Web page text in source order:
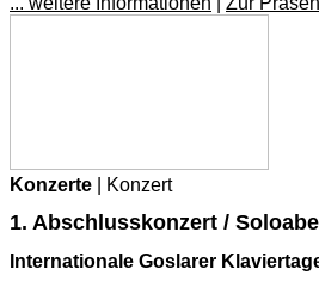
Konzerte | Konzert
1. Abschlusskonzert /
Internationale Goslarer